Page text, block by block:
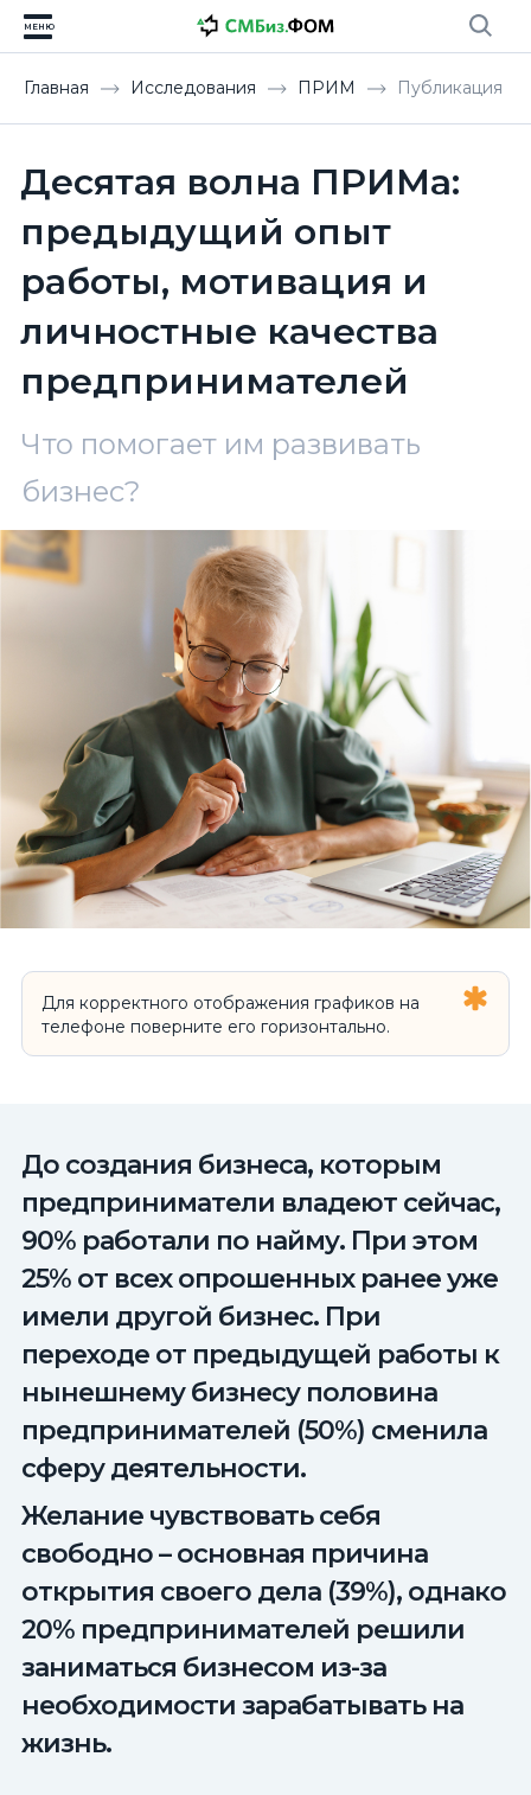
МЕНЮ
Главная Исследования ПРИМ Публикация
Десятая волна ПРИМа:
предыдущий опыт
работы, мотивация и
личностные качества
предпринимателей
Что помогает им развивать
бизнес?
Для корректного отображения графиков на
телефоне поверните его горизонтально.
До создания бизнеса, которым
предприниматели владеют сейчас,
90% работали по найму. При этом
25% от всех опрошенных ранее уже
имели другой бизнес. При
переходе от предыдущей работы к
нынешнему бизнесу половина
предпринимателей (50%) сменила
сферу деятельности.
Желание чувствовать себя
свободно – основная причина
открытия своего дела (39%), однако
20% предпринимателей решили
заниматься бизнесом из-за
необходимости зарабатывать на
жизнь.